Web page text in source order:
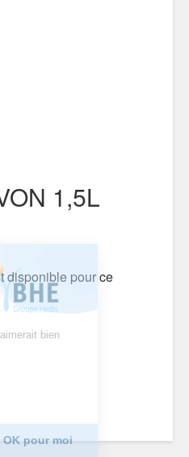
on aimerait bien
OK pour moi
1,5L
disponible pour ce